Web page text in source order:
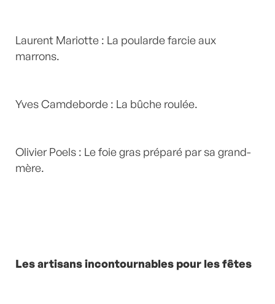
Laurent Mariotte : La poularde farcie aux
marrons.
Yves Camdeborde : La bûche roulée.
Olivier Poels : Le foie gras préparé par sa grand-
mère.
Les artisans incontournables pour les fêtes